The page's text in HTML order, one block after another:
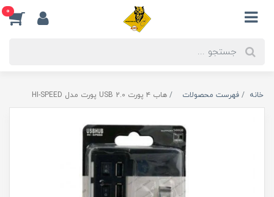
0
خانه فهرست محصولات هاب ۴ پورت USB 2.0 پورت مدل HI-SPEED